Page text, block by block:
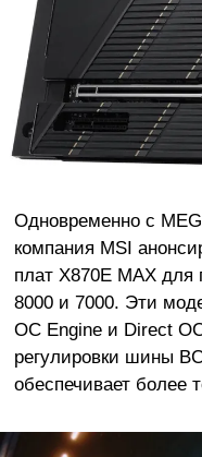
Одновременно с
компания MSI
плат X870E MAX для
8000 и 7000. Эти
OC Engine и Direct
регулировки шины
обеспечивает более